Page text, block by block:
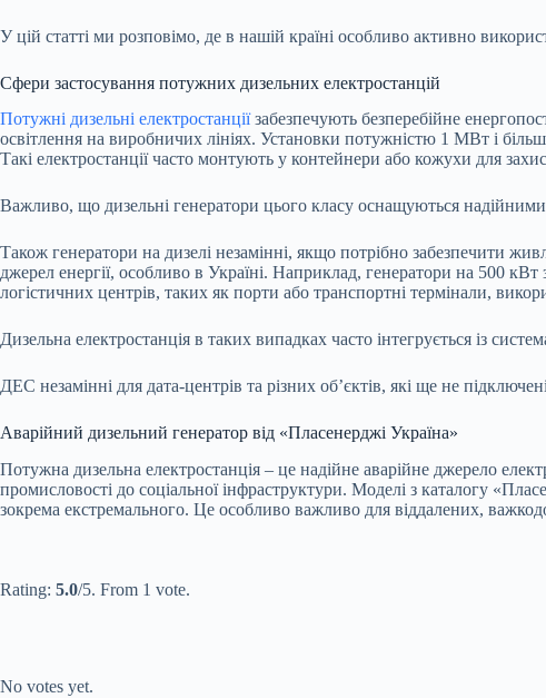
У цій статті ми розповімо, де в нашій країні особливо активно
Сфери застосування потужних дизельних електростанцій
Потужні дизельні електростанціїзабезпечують безперебійне
освітлення на виробничих лініях. Установки потужністю 1 МВт і
Такі електростанції часто монтують у контейнери або кожухи для
Важливо, що дизельні генератори цього класу оснащуються
Також генератори на дизелі незамінні, якщо потрібно забезпечити
джерел енергії, особливо в Україні. Наприклад, генератори на 500
логістичних центрів, таких як порти або транспортні термінали,
Дизельна електростанція в таких випадках часто інтегрується із
ДЕС незамінні для дата-центрів та різних об’єктів, які ще не
Аварійний дизельний генератор від «Пласенерджі Україна»
Потужна дизельна електростанція – це надійне аварійне джерело
промисловості до соціальної інфраструктури. Моделі з каталогу
зокрема екстремального. Це особливо важливо для віддалених,
Rating: 5.0/5. From 1 vote.
No votes yet.